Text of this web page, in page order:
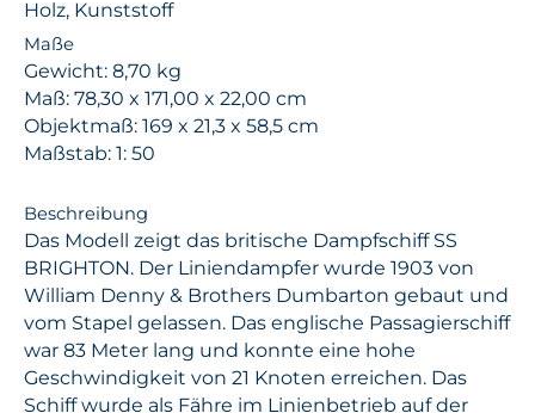
Holz, Kunststoff
Maße
Gewicht: 8,70 kg
Maß: 78,30 x 171,00 x 22,00 cm
Objektmaß: 169 x 21,3 x 58,5 cm
Maßstab: 1: 50
Beschreibung
Das Modell zeigt das britische Dampfschiff SS
BRIGHTON. Der Liniendampfer wurde 1903 von
William Denny & Brothers Dumbarton gebaut und
vom Stapel gelassen. Das englische Passagierschiff
war 83 Meter lang und konnte eine hohe
Geschwindigkeit von 21 Knoten erreichen. Das
Schiff wurde als Fähre im Linienbetrieb auf der